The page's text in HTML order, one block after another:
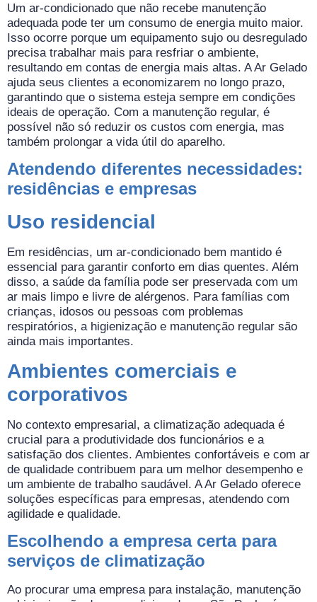
Um ar-condicionado que não recebe manutenção
adequada pode ter um consumo de energia muito maior.
Isso ocorre porque um equipamento sujo ou desregulado
precisa trabalhar mais para resfriar o ambiente,
resultando em contas de energia mais altas. A Ar Gelado
ajuda seus clientes a economizarem no longo prazo,
garantindo que o sistema esteja sempre em condições
ideais de operação. Com a manutenção regular, é
possível não só reduzir os custos com energia, mas
também prolongar a vida útil do aparelho.
Atendendo diferentes necessidades:
residências e empresas
Uso residencial
Em residências, um ar-condicionado bem mantido é
essencial para garantir conforto em dias quentes. Além
disso, a saúde da família pode ser preservada com um
ar mais limpo e livre de alérgenos. Para famílias com
crianças, idosos ou pessoas com problemas
respiratórios, a higienização e manutenção regular são
ainda mais importantes.
Ambientes comerciais e
corporativos
No contexto empresarial, a climatização adequada é
crucial para a produtividade dos funcionários e a
satisfação dos clientes. Ambientes confortáveis e com ar
de qualidade contribuem para um melhor desempenho e
um ambiente de trabalho saudável. A Ar Gelado oferece
soluções específicas para empresas, atendendo com
agilidade e qualidade.
Escolhendo a empresa certa para
serviços de climatização
Ao procurar uma empresa para instalação, manutenção